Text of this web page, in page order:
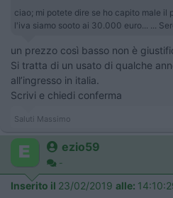
ciao; mi potete dire se ho capito male il
l'iva siamo sooto ai 30.000 euro... ...
un prezzo così basso non è
Si tratta di un usato di qualche
all’ingresso in italia.
Scrivi e chiedi conferma
Saluti Massimo
ezio59
-
Inserito il 23/02/2019 alle: